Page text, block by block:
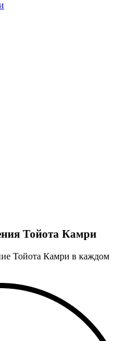
Тойота Камри
Тойота Камри в каждом